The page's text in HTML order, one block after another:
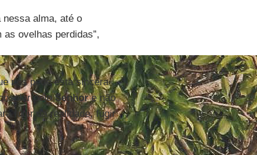
alma, até o
ovelhas perdidas”,
nos pede esta sincera
peloSenhore não
fugir da realidade, fugir